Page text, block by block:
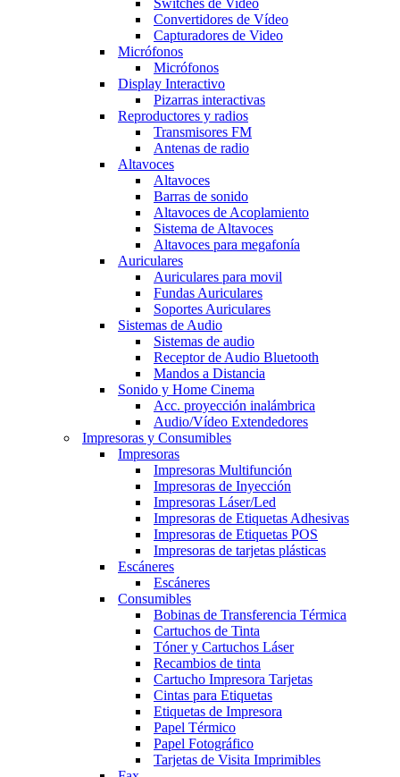
Convertidores de Vídeo
Capturadores de Video
Micrófonos
Micrófonos
Display Interactivo
Pizarras interactivas
Reproductores y radios
Transmisores FM
Antenas de radio
Altavoces
Altavoces
Barras de sonido
Altavoces de Acoplamiento
Sistema de Altavoces
Altavoces para megafonía
Auriculares
Auriculares para movil
Fundas Auriculares
Soportes Auriculares
Sistemas de Audio
Sistemas de audio
Receptor de Audio Bluetooth
Mandos a Distancia
Sonido y Home Cinema
Acc. proyección inalámbrica
Audio/Vídeo Extendedores
Impresoras y Consumibles
Impresoras
Impresoras Multifunción
Impresoras de Inyección
Impresoras Láser/Led
Impresoras de Etiquetas Adhesivas
Impresoras de Etiquetas POS
Impresoras de tarjetas plásticas
Escáneres
Escáneres
Consumibles
Bobinas de Transferencia Térmica
Cartuchos de Tinta
Tóner y Cartuchos Láser
Recambios de tinta
Cartucho Impresora Tarjetas
Cintas para Etiquetas
Etiquetas de Impresora
Papel Térmico
Papel Fotográfico
Tarjetas de Visita Imprimibles